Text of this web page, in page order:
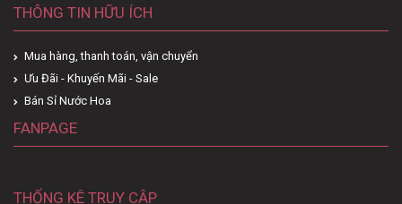
THÔNG TIN HỮU ÍCH
Mua hàng, thanh toán, vận chuyển
Ưu Đãi - Khuyến Mãi - Sale
Bán Sỉ Nước Hoa
FANPAGE
THỐNG KÊ TRUY CẬP